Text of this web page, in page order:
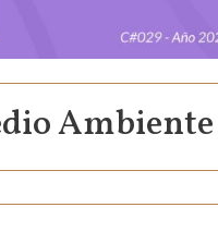
Ambiente